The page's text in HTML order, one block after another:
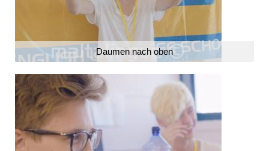
Daumen nach oben